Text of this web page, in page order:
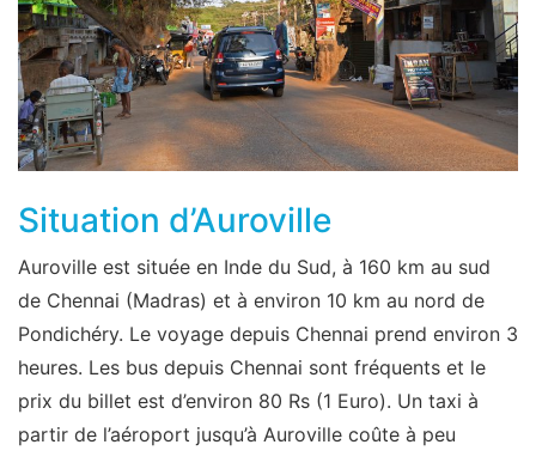
Situation d’Auroville
Auroville est située en Inde du Sud, à 160 km au sud
de Chennai (Madras) et à environ 10 km au nord de
Pondichéry. Le voyage depuis Chennai prend environ 3
heures. Les bus depuis Chennai sont fréquents et le
prix du billet est d’environ 80 Rs (1 Euro). Un taxi à
partir de l’aéroport jusqu’à Auroville coûte à peu